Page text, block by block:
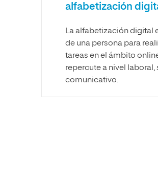
alfabetización
La alfabetización digital
de una persona para
tareas en el ámbito
repercute a nivel laboral,
comunicativo.